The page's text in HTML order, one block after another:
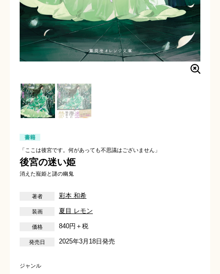
書籍
「ここは後宮です。何があっても不思議はございません」
後宮の迷い姫
消えた寵姫と謎の幽鬼
彩本 和希
夏目 レモン
840円＋税
2025年3月18日発売